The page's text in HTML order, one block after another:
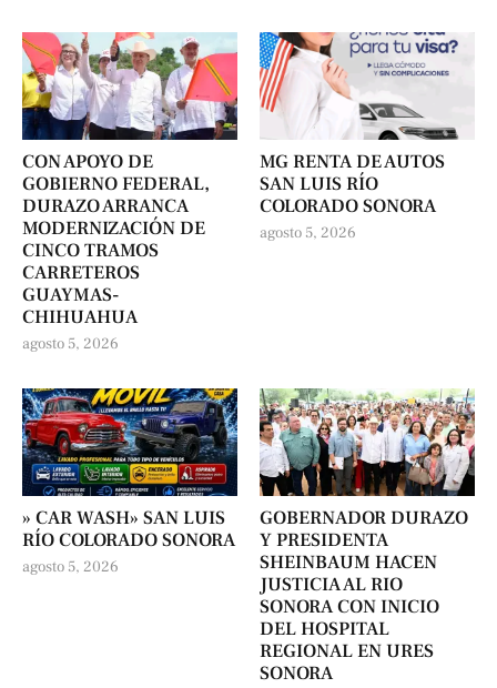
CON APOYO DE
GOBIERNO FEDERAL,
DURAZO ARRANCA
MODERNIZACIÓN DE
CINCO TRAMOS
CARRETEROS
GUAYMAS-
CHIHUAHUA
agosto 5, 2026
MG RENTA DE AUTOS
SAN LUIS RÍO
COLORADO SONORA
agosto 5, 2026
» CAR WASH» SAN LUIS
RÍO COLORADO SONORA
agosto 5, 2026
GOBERNADOR DURAZO
Y PRESIDENTA
SHEINBAUM HACEN
JUSTICIA AL RIO
SONORA CON INICIO
DEL HOSPITAL
REGIONAL EN URES
SONORA